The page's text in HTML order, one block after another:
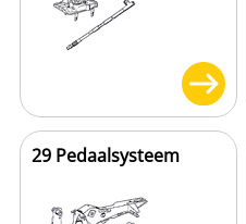
29 Pedaalsysteem